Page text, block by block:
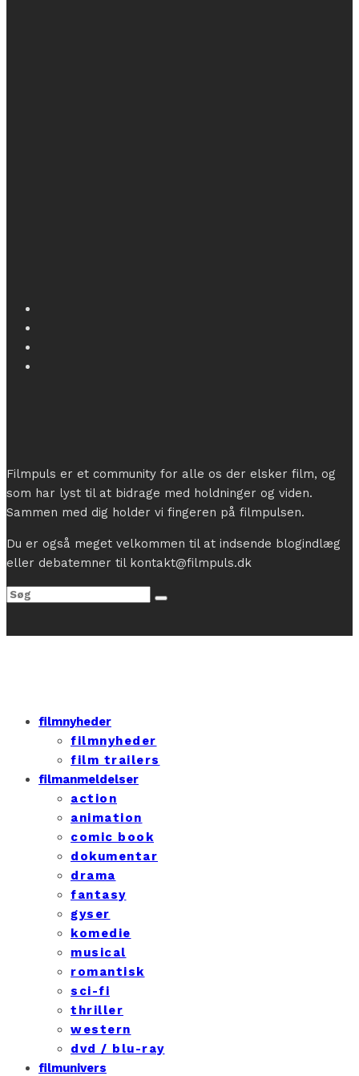
Filmpuls er et community for alle os der elsker film, og
som har lyst til at bidrage med holdninger og viden.
Sammen med dig holder vi fingeren på filmpulsen.
Du er også meget velkommen til at indsende blogindlæg
eller debatemner til kontakt@filmpuls.dk
filmnyheder
filmnyheder
film trailers
filmanmeldelser
action
animation
comic book
dokumentar
drama
fantasy
gyser
komedie
musical
romantisk
sci-fi
thriller
western
dvd / blu-ray
filmunivers